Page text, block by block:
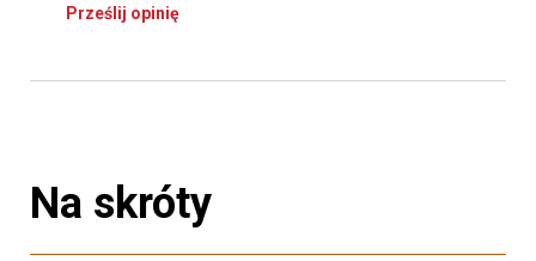
Prześlij opinię
Na skróty